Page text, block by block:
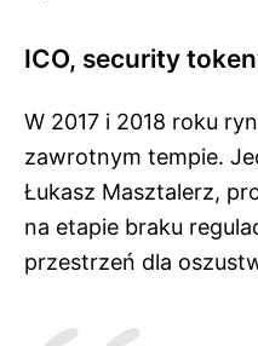
ICO, security
W 2017 i 2018 roku
zawrotnym tempie.
Łukasz Masztalerz,
na etapie braku
przestrzeń dla